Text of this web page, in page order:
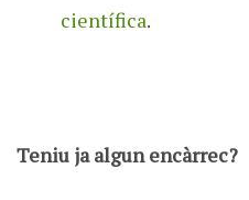
científica.
Teniu ja algun encàrrec?